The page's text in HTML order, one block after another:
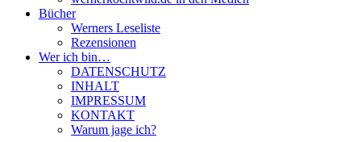
Bücher
Werners Leseliste
Rezensionen
Wer ich bin…
DATENSCHUTZ
INHALT
IMPRESSUM
KONTAKT
Warum jage ich?